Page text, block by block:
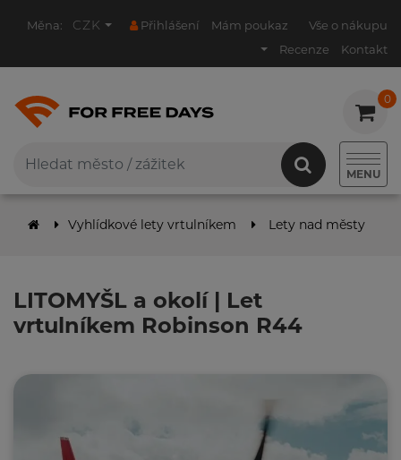
Měna: CZK Přihlášení Mám poukaz
Vše o nákupu
Recenze
Kontakt
0
0
MENU
Vyhlídkové lety vrtulníkem Lety nad městy
LITOMYŠL a okolí | Let
vrtulníkem Robinson R44